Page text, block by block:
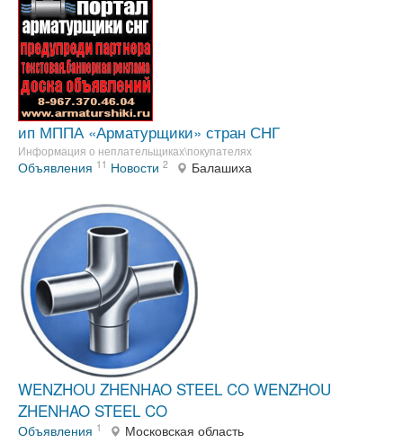
ип МППА «Арматурщики» стран СНГ
Информация о неплательщиках\покупателях
Объявления 11 Новости 2 Балашиха
WENZHOU ZHENHAO STEEL CO WENZHOU
ZHENHAO STEEL CO
Объявления 1 Московская область